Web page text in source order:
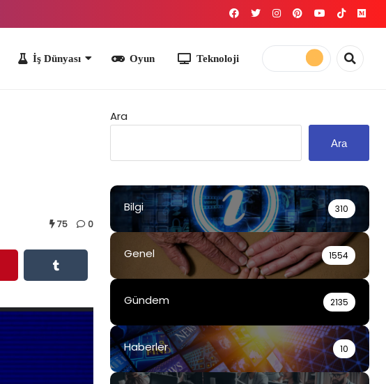
Teknoloji
75 0
Ara
Ara
Bilgi 310
Genel 1554
Gündem 2135
Haberler 10